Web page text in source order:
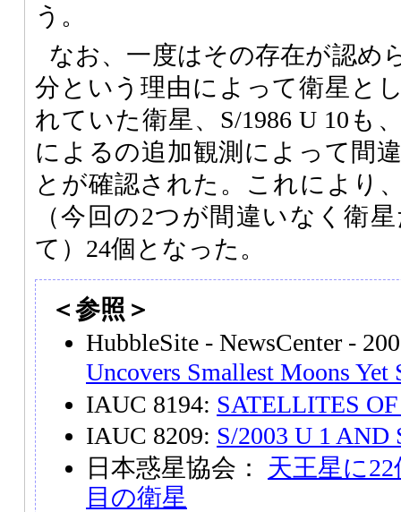
う。
なお、一度はその存在が認め
分という理由によって衛星と
れていた衛星、S/1986 U 10も
によるの追加観測によって間
とが確認された。これにより
（今回の2つが間違いなく衛
て）24個となった。
＜参照＞
HubbleSite - NewsCenter -
Uncovers Smallest Moons Yet
IAUC 8194: SATELLITES
IAUC 8209: S/2003 U 1 AND
日本惑星協会： 天王星に
目の衛星